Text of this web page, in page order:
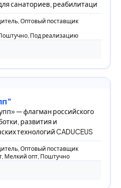
санаториев, реабилитаци
Оптовый поставщик
Под реализацию
— флагман российского
развития и
технологий CADUCEUS
Оптовый поставщик
Мелкий опт, Поштучно